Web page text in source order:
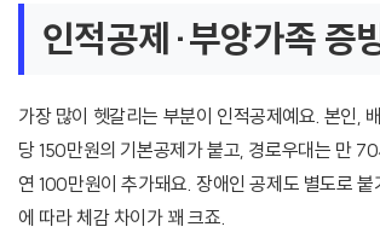
인적공제·부양가족 증
가장 많이 헷갈리는 부분이 인적공제예요. 본인,
당 150만원의 기본공제가 붙고, 경로우대는 만
연 100만원이 추가돼요. 장애인 공제도 별도로
에 따라 체감 차이가 꽤 크죠.